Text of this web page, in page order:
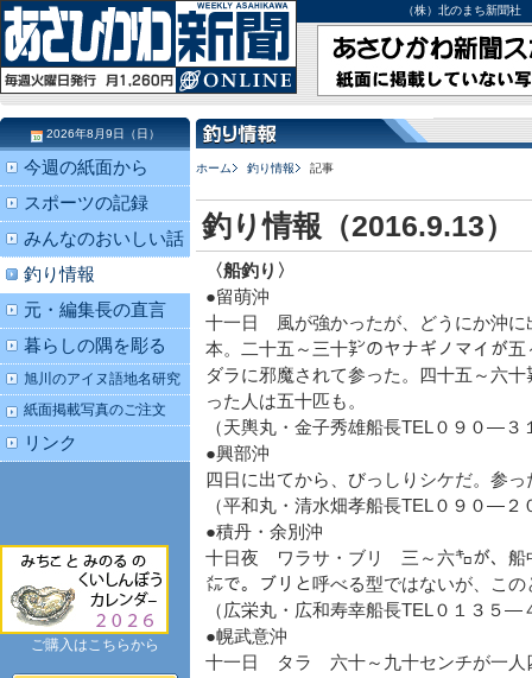
（株）北のまち新聞
ホーム 釣り情報 記事
釣り情報（2016.9.13）
〈船釣り〉
●留萌沖
十一日 風が強かったが、どうにか沖に
本。二十五～三十㌢のヤナギノマイが
ダラに邪魔されて参った。四十五～六
った人は五十匹も。
（天輿丸・金子秀雄船長TEL０９０―
●興部沖
四日に出てから、びっしりシケだ。参
（平和丸・清水畑孝船長TEL０９０―
●積丹・余別沖
十日夜 ワラサ・ブリ 三～六㌔が、船
㍍で。ブリと呼べる型ではないが、こ
（広栄丸・広和寿幸船長TEL０１３５
●幌武意沖
十一日 タラ 六十～九十センチが一人
2026年8月9日（日）
今週の紙面から
スポーツの記録
みんなのおいしい話
釣り情報
元・編集長の直言
暮らしの隅を彫る
旭川のアイヌ語地名研究
紙面掲載写真のご注文
リンク
ご購入はこちらから